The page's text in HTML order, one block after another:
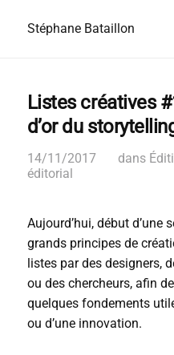
Stéphane Bataillon
Listes créatives
d’or du
14/11/2017 dans
éditorial
Aujourd’hui, début d’une
grands principes de
listes par des designers,
ou des chercheurs, afin
quelques fondements
ou d’une innovation.